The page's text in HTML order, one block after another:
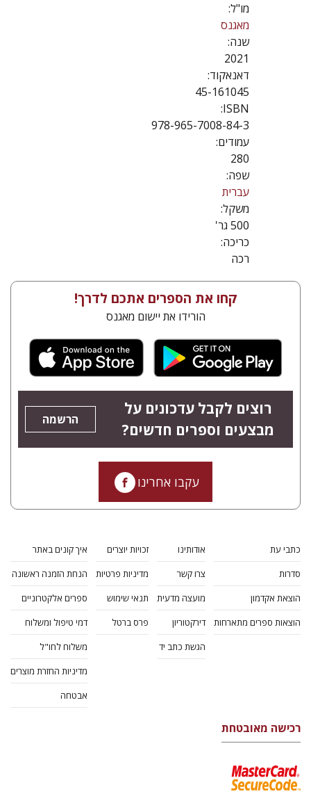
מו"ל:
מאגנס
שנה:
2021
דאנאקוד:
45-161045
ISBN:
978-965-7008-84-3
עמודים:
280
שפה:
עברית
משקל:
500 גר'
כריכה:
רכה
קחו את הספרים אתכם לדרך!
הורידו את יישום מאגנס
רוצים לקבל עדכונים על
מבצעים וספרים חדשים?
הרשמה
עקבו אחרינו
כתבי עת
סדרות
הוצאת אקדמון
הוצאות ספרים מתארחות
אודותינו
צרו קשר
מועצה מדעית
דירקטוריון
הגשת כתב יד
זכויות יוצרים
מדיניות פרטיות
תנאי שימוש
פרס ברטל
איך קונים באתר
הנחת הזמנה ראשונה
ספרים אלקטרוניים
דמי טיפול ומשלוח
משלוח לחו"ל
מדיניות החזרת מוצרים
אבטחה
רכישה מאובטחת